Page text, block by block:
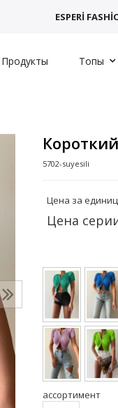
ESPERİ
Топы
5702-suyesili
Цена за
Цена
ассортимент